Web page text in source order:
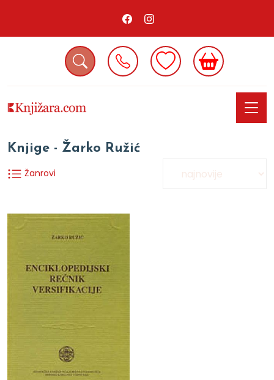
Knjige - Žarko Ružić
Žanrovi